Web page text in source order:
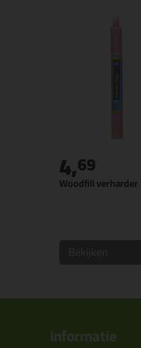
Woodfill verharder
4,69
Informatie